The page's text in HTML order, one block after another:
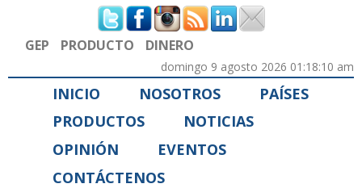
Formulario de búsqueda
GEP PRODUCTO DINERO
domingo 9 agosto 2026 01:18:10 am
INICIO NOSOTROS
PAÍSES
PRODUCTOS
NOTICIAS
OPINIÓN
EVENTOS
CONTÁCTENOS